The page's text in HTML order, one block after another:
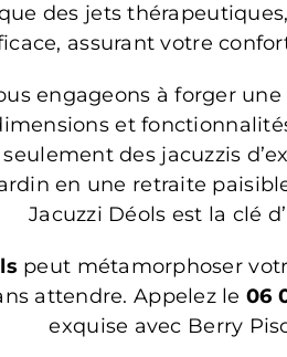
des jets
assurant votre
engageons à forger
et
des jacuzzis
en une retraite
Jacuzzi Déols est la clé
peut métamorphoser
attendre. Appelez le 06
exquise avec Berry